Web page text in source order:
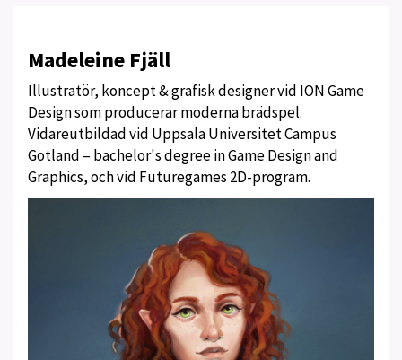
Madeleine Fjäll
Illustratör, koncept & grafisk designer vid ION Game
Design som producerar moderna brädspel.
Vidareutbildad vid Uppsala Universitet Campus
Gotland – bachelor's degree in Game Design and
Graphics, och vid Futuregames 2D-program.